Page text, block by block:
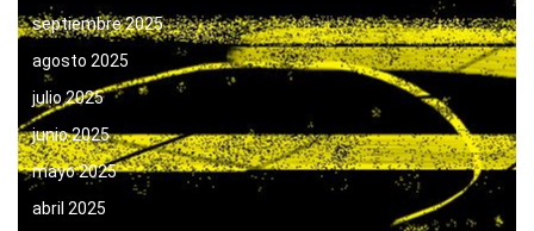
septiembre 2025
agosto 2025
julio 2025
junio 2025
mayo 2025
abril 2025